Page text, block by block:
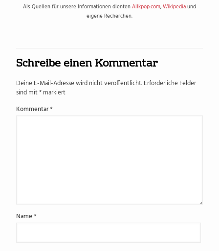
Als Quellen für unsere Informationen dientenAllkpop.com,Wikipediaund
eigene Recherchen.
Schreibe einen Kommentar
Deine E-Mail-Adresse wird nicht veröffentlicht.Erforderliche Felder
sind mit*markiert
Kommentar*
Name*